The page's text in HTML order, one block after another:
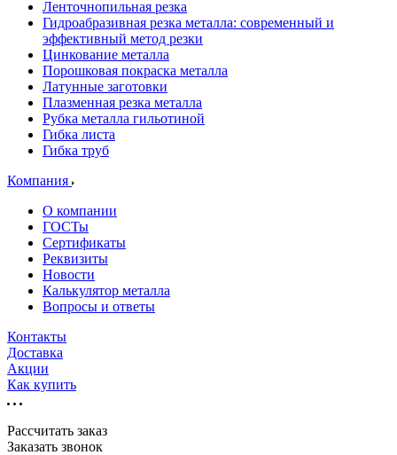
Ленточнопильная резка
Гидроабразивная резка металла: современный и
эффективный метод резки
Цинкование металла
Порошковая покраска металла
Латунные заготовки
Плазменная резка металла
Рубка металла гильотиной
Гибка листа
Гибка труб
Компания
О компании
ГОСТы
Сертификаты
Реквизиты
Новости
Калькулятор металла
Вопросы и ответы
Контакты
Доставка
Акции
Как купить
Рассчитать заказ
Заказать звонок